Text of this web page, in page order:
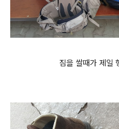
짐을 쌀때가 제일